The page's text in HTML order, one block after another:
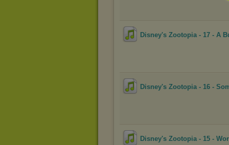
Disney's Zootopia - 17 - A
Disney's Zootopia - 16 -
Disney's Zootopia - 15 -